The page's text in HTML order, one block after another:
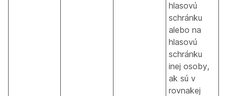
hlasovú
schránku
alebo na
hlasovú
schránku
inej osoby,
ak sú v
rovnakej